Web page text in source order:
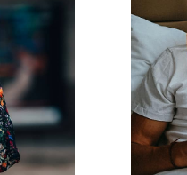
Слънчеви очила
Мода
TH2088/S 003 IZ 55